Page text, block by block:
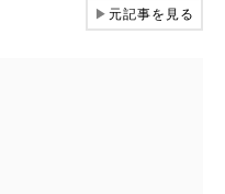
▶元記事を見る